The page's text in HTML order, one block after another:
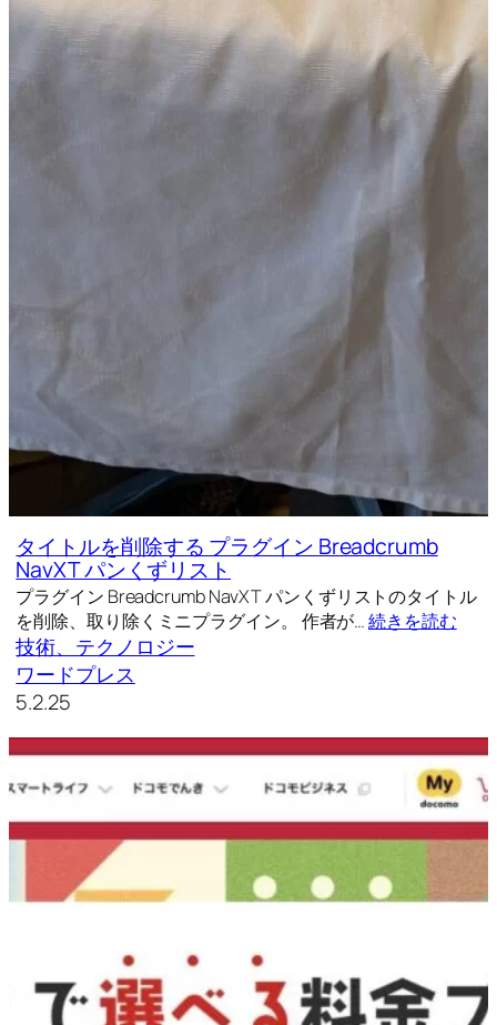
タイトルを削除する プラグイン Breadcrumb
NavXT パンくずリスト
プラグイン Breadcrumb NavXT パンくずリストのタイトル
を削除、取り除くミニプラグイン。 作者が…続きを読む
技術、テクノロジー
ワードプレス
5.2.25